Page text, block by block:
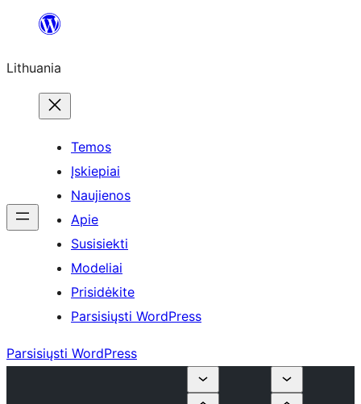
turinio
Lithuania
Temos
Įskiepiai
Naujienos
Apie
Susisiekti
Modeliai
Prisidėkite
Parsisiųsti WordPress
Parsisiųsti WordPress